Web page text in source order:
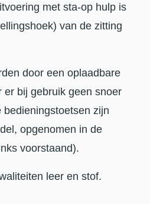
met sta-op hulp is
van de zitting
door een oplaadbare
er bij gebruik geen snoer
zijn
opgenomen in de
voorstaand).
leer en stof.